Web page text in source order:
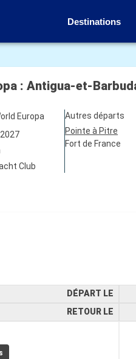
Destinations
: Antigua-et-
Europa
Club
Autres départs
Pointe à Pitre
Fort de France
DÉPART LE
RETOUR LE